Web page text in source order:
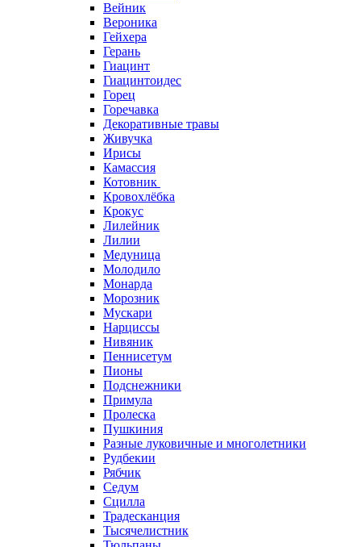
Вейник
Вероника
Гейхера
Герань
Гиацинт
Гиацинтоидес
Горец
Горечавка
Декоративные травы
Живучка
Ирисы
Камассия
Котовник
Кровохлёбка
Крокус
Лилейник
Лилии
Медуница
Молодило
Монарда
Морозник
Мускари
Нарциссы
Нивяник
Пеннисетум
Пионы
Подснежники
Примула
Пролеска
Пушкиния
Разные луковичные и многолетники
Рудбекии
Рябчик
Седум
Сцилла
Традесканция
Тысячелистник